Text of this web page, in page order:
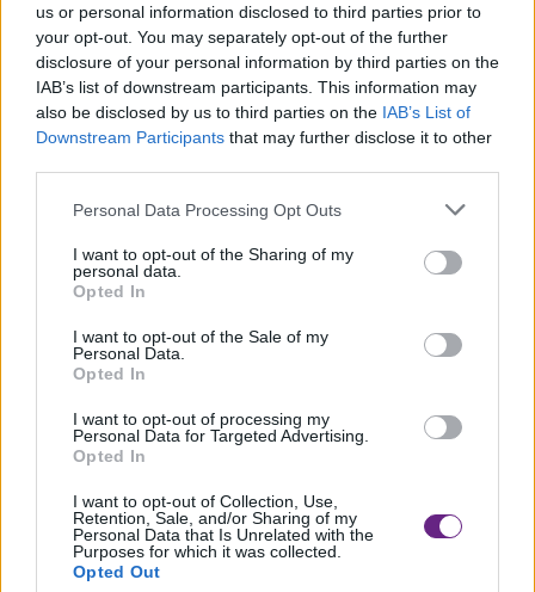
us or personal information disclosed to third parties prior to
your opt-out. You may separately opt-out of the further
disclosure of your personal information by third parties on the
IAB’s list of downstream participants. This information may
also be disclosed by us to third parties on the IAB’s List of
Downstream Participants that may further disclose it to other
Personal Data Processing Opt Outs
I want to opt-out of the Sharing of my
personal data.
Opted In
I want to opt-out of the Sale of my
Personal Data.
Opted In
I want to opt-out of processing my
Personal Data for Targeted Advertising.
Opted In
I want to opt-out of Collection, Use,
Retention, Sale, and/or Sharing of my
Personal Data that Is Unrelated with the
Purposes for which it was collected.
Opted Out
Precedente
Intercettati oltre 1 milioni di euro non
dichiarati in sei mesi all’aeroporto
Successivo
Livorno: bonus formazione senza